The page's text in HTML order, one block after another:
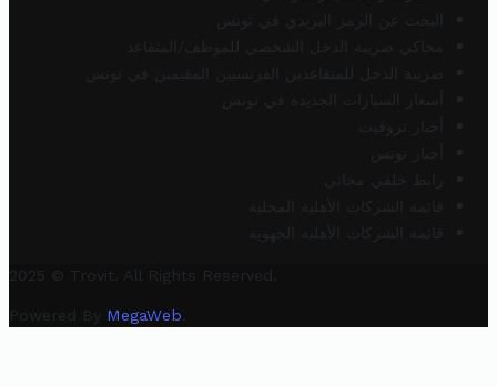
البحث عن الرمز البريدي في تونس
محاكي ضريبة الدخل الشخصي للموظف/المتقاعد
ضريبة الدخل للمتقاعدين الفرنسيين المقيمين في تونس
أسعار السيارات الجديدة في تونس
أخبار تروفيت
أخبار تونس
رابط خلفي مجاني
قائمة الشركات الأهلية المحلية
قائمة الشركات الأهلية الجهوية
2025 © Trovit. All Rights Reserved.
Powered By MegaWeb